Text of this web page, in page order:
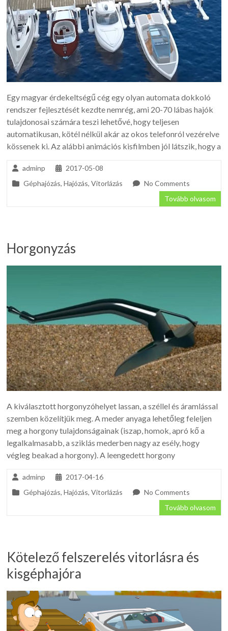
Egy magyar érdekeltségű cég egy olyan automata dokkoló
rendszer fejlesztését kezdte nemrég, ami 20-70 lábas hajók
tulajdonosai számára teszi lehetővé, hogy teljesen
automatikusan, kötél nélkül akár az okos telefonról vezérelve
kössenek ki. Az alábbi animációs kisfilmben jól látszik, hogy a
adminp
2017-05-08
Géphajózás,Hajózás,Vitorlázás
No Comments
Tovább olvasom
Horgonyzás
A kiválasztott horgonyzóhelyet lassan, a széllel és áramlással
szemben közelítjük meg. A meder anyaga lehetőleg feleljen
meg a horgony tulajdonságainak (iszap, homok, apró kő a
legalkalmasabb, a sziklás mederben nagy az esély, hogy
végleg beakad a horgony). A leengedett horgony
adminp
2017-04-16
Géphajózás,Hajózás,Vitorlázás
No Comments
Tovább olvasom
Kötelező felszerelés vitorlásra és
kisgéphajóra